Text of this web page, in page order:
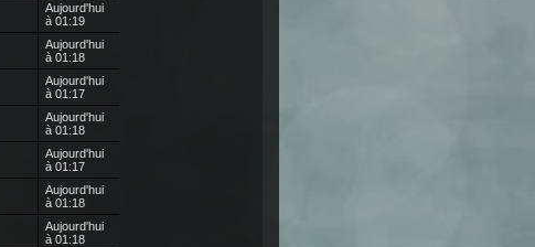
Aujourd'hui
à 01:19
Aujourd'hui
à 01:18
Aujourd'hui
à 01:17
Aujourd'hui
à 01:18
Aujourd'hui
à 01:17
Aujourd'hui
à 01:18
Aujourd'hui
à 01:18